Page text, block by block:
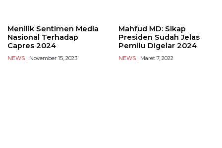
Menilik Sentimen Media
Nasional Terhadap
Capres 2024
NEWS | November 15, 2023
Mahfud MD: Sikap
Presiden Sudah Jelas
Pemilu Digelar 2024
NEWS | Maret 7, 2022